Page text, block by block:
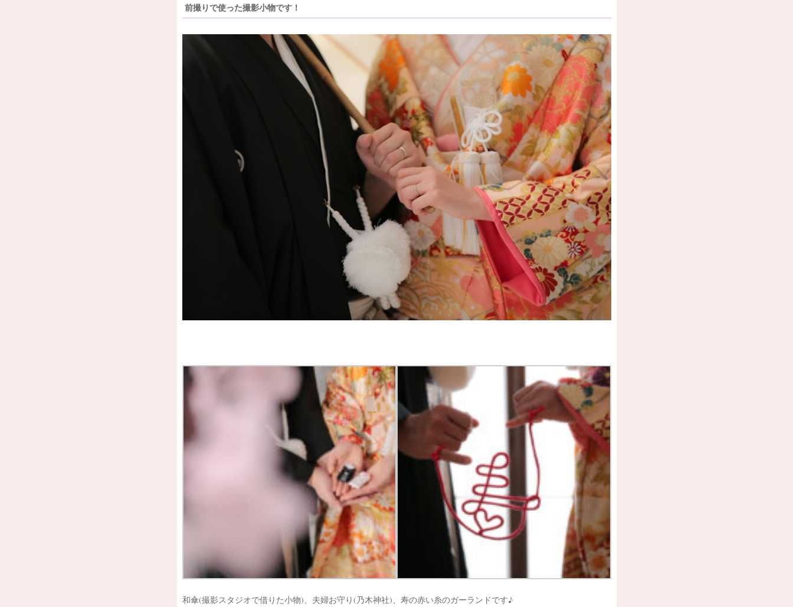
前撮りで使った撮影小物です！
和傘(撮影スタジオで借りた小物)、夫婦お守り(乃木神社)、寿の赤い糸のガーランドです♪